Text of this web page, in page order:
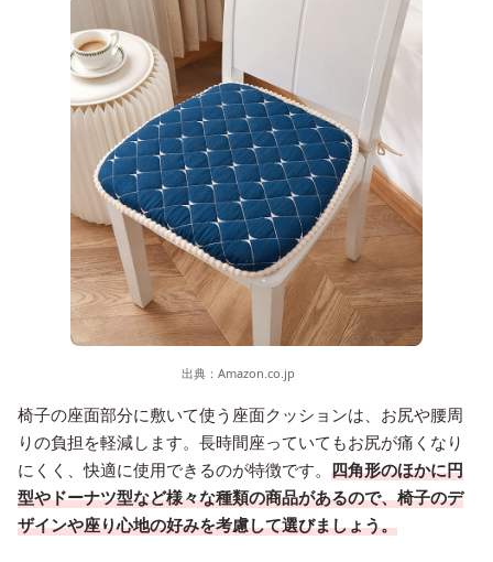
出典： Amazon.co.jp
椅子の座面部分に敷いて使う座面クッションは、お尻や腰周
りの負担を軽減します。長時間座っていてもお尻が痛くなり
にくく、快適に使用できるのが特徴です。 四角形のほかに円
型やドーナツ型など様々な種類の商品があるので、椅子のデ
ザインや座り心地の好みを考慮して選びましょう。